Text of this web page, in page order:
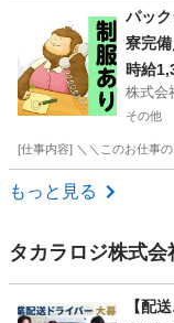
配送
パッ
寮完
時給
株式会
その他
[仕事内容] ＼＼このお
埼玉 その他
もっと見る
タカラロジ株式会
【配